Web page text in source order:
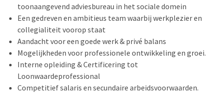
toonaangevend adviesbureau in het sociale domein
Een gedreven en ambitieus team waarbij werkplezier en
collegialiteit voorop staat
Aandacht voor een goede werk & privé balans
Mogelijkheden voor professionele ontwikkeling en groei.
Interne opleiding & Certificering tot
Loonwaardeprofessional
Competitief salaris en secundaire arbeidsvoorwaarden.